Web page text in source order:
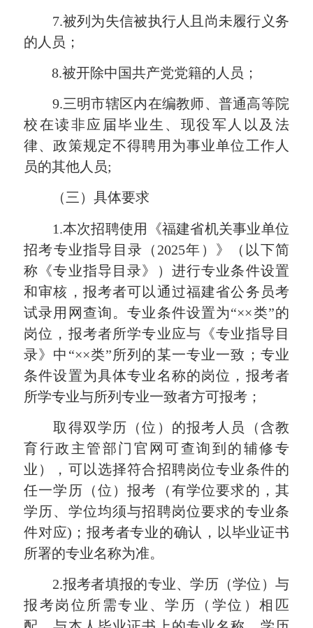
7.被列为失信被执行人且尚未履行义务
的人员；
8.被开除中国共产党党籍的人员；
9.三明市辖区内在编教师、普通高等院
校在读非应届毕业生、现役军人以及法
律、政策规定不得聘用为事业单位工作人
员的其他人员;
（三）具体要求
1.本次招聘使用《福建省机关事业单位
招考专业指导目录（2025年）》（以下简
称《专业指导目录》）进行专业条件设置
和审核，报考者可以通过福建省公务员考
试录用网查询。专业条件设置为“××类”的
岗位，报考者所学专业应与《专业指导目
录》中“××类”所列的某一专业一致；专业
条件设置为具体专业名称的岗位，报考者
所学专业与所列专业一致者方可报考；
取得双学历（位）的报考人员（含教
育行政主管部门官网可查询到的辅修专
业），可以选择符合招聘岗位专业条件的
任一学历（位）报考（有学位要求的，其
学历、学位均须与招聘岗位要求的专业条
件对应)；报考者专业的确认，以毕业证书
所署的专业名称为准。
2.报考者填报的专业、学历（学位）与
报考岗位所需专业、学历（学位）相匹